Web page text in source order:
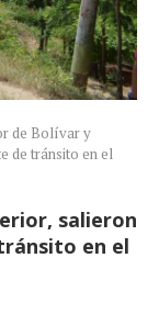
de Bolívar y
de tránsito en el
salieron
en el